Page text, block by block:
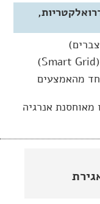
מהאמצעים
אנרגיה